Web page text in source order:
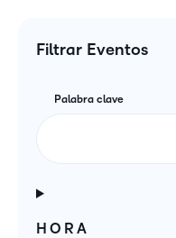
Filtrar Eventos
Palabra clave
HORA